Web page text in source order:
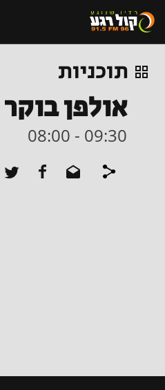
תוכניות
אולפן בוקר
08:00 - 09:30